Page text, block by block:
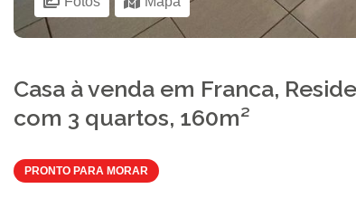
Casa à venda em Franca,
com 3 quartos, 160m²
PRONTO PARA MORAR